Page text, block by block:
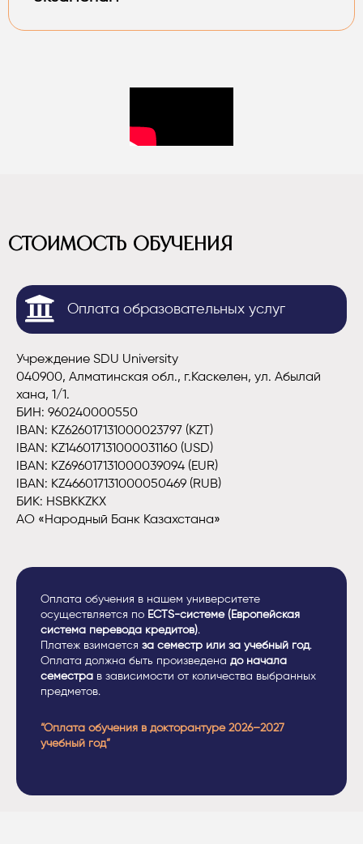
СТОИМОСТЬ ОБУЧЕНИЯ
Оплата образовательных услуг
Учреждение SDU University
040900, Алматинская обл., г.Каскелен, ул. Абылай
хана, 1/1.
БИН: 960240000550
IBAN: KZ626017131000023797 (KZT)
IBAN: KZ146017131000031160 (USD)
IBAN: KZ696017131000039094 (EUR)
IBAN: KZ466017131000050469 (RUB)
БИК: HSBKKZKX
АО «Народный Банк Казахстана»
Оплата обучения в нашем университете
осуществляется по ECTS-системе (Европейская
система перевода кредитов).
Платеж взимается за семестр или за учебный год.
Оплата должна быть произведена до начала
семестра в зависимости от количества выбранных
предметов.
“Оплата обучения в докторантуре 2026–2027
учебный год”